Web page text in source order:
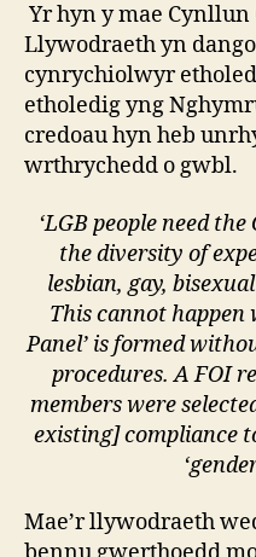
Yr hyn y mae
Llywodraeth yn
cynrychiolwyr
etholedig yng
credoau hyn heb
wrthrychedd o gwbl.
‘LGB people need
the diversity of
lesbian, gay,
This cannot happen
Panel’ is formed
procedures. A FOI
members were
existing] compliance
Mae’r llywodraeth